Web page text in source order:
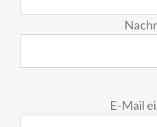
E-Mail